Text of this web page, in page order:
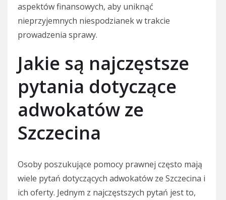
aspektów finansowych, aby uniknąć
nieprzyjemnych niespodzianek w trakcie
prowadzenia sprawy.
Jakie są najczęstsze
pytania dotyczące
adwokatów ze
Szczecina
Osoby poszukujące pomocy prawnej często mają
wiele pytań dotyczących adwokatów ze Szczecina i
ich oferty. Jednym z najczęstszych pytań jest to,